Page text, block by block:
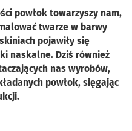
powłok towarzyszy nam,
twarze w barwy
pojawiły się
naskalne. Dziś również
nas wyrobów,
powłok, sięgając